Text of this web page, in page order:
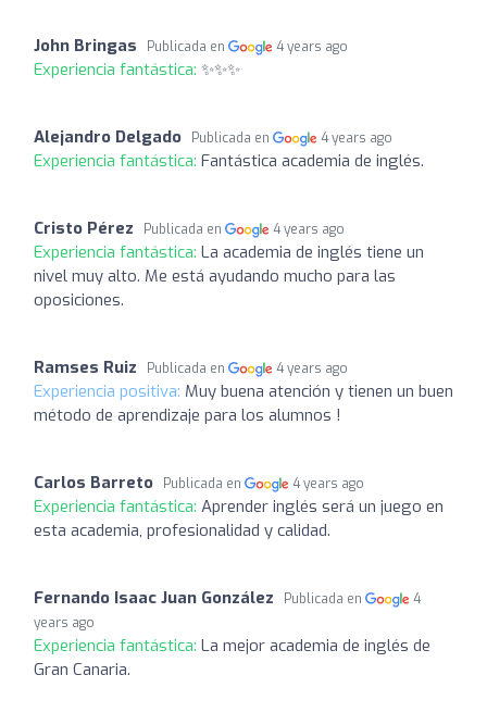
John Bringas Publicada en 4 years ago
Experiencia fantástica: ✨✨✨
Alejandro Delgado Publicada en 4 years ago
Experiencia fantástica: Fantástica academia de inglés.
Cristo Pérez Publicada en 4 years ago
Experiencia fantástica: La academia de inglés tiene un
nivel muy alto. Me está ayudando mucho para las
oposiciones.
Ramses Ruiz Publicada en 4 years ago
Experiencia positiva: Muy buena atención y tienen un buen
método de aprendizaje para los alumnos !
Carlos Barreto Publicada en 4 years ago
Experiencia fantástica: Aprender inglés será un juego en
esta academia, profesionalidad y calidad.
Fernando Isaac Juan González Publicada en
4
years ago
Experiencia fantástica: La mejor academia de inglés de
Gran Canaria.